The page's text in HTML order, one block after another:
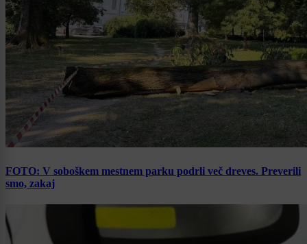
FOTO: V soboškem mestnem parku podrli več dreves. Preverili
smo, zakaj